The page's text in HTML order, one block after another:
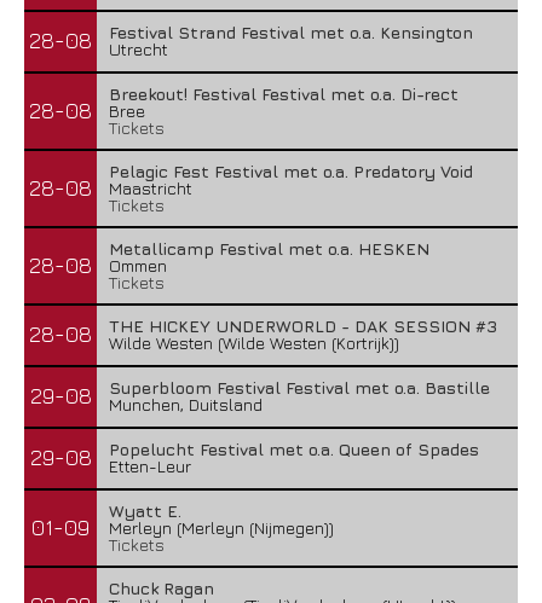
28-08
Festival Strand Festival met o.a. Kensington
Utrecht
28-08
Breekout! Festival Festival met o.a. Di-rect
Bree
Tickets
28-08
Pelagic Fest Festival met o.a. Predatory Void
Maastricht
Tickets
28-08
Metallicamp Festival met o.a. HESKEN
Ommen
Tickets
28-08
THE HICKEY UNDERWORLD - DAK SESSION #3
Wilde Westen (Wilde Westen (Kortrijk))
29-08
Superbloom Festival Festival met o.a. Bastille
Munchen, Duitsland
29-08
Popelucht Festival met o.a. Queen of Spades
Etten-Leur
01-09
Wyatt E.
Merleyn (Merleyn (Nijmegen))
Tickets
Chuck Ragan